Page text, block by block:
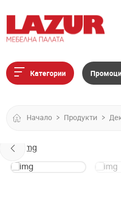
Категории
Начало Продукти